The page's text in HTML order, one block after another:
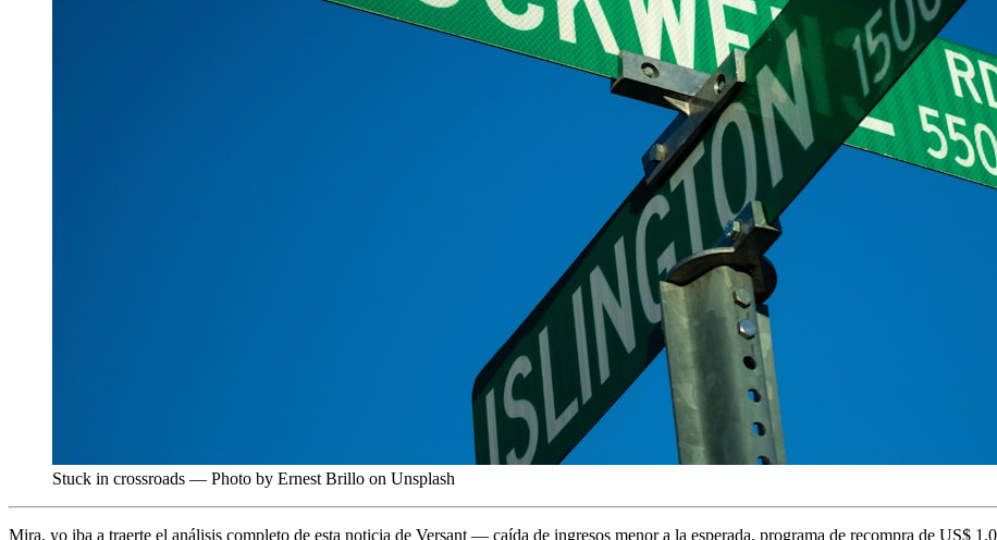
Stuck in crossroads — Photo by Ernest Brillo on Unsplash
Mira, yo iba a traerte el análisis completo de esta noticia de Versant — caída de ingresos menor a la esperada, programa de recompra de US$